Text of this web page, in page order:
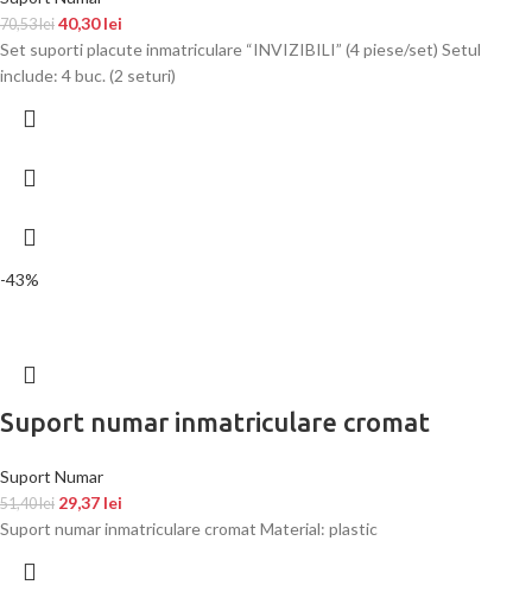
70,53lei 40,30lei
Set suporti placute inmatriculare “INVIZIBILI” (4 piese/set) Setul
include: 4 buc. (2 seturi)
-43%
Suport numar inmatriculare cromat
Suport Numar
51,40lei 29,37 lei
Suport numar inmatriculare cromat Material: plastic